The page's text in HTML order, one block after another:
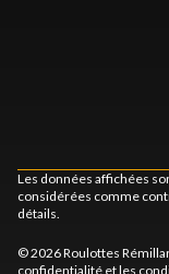
Les données affichées
considérées comme
détails.
© 2026 Roulottes
confidentialité et les